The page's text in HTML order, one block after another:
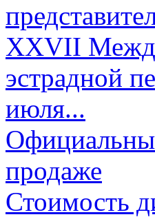
XXVII
эстрадной
июля...
продаже
Стоимость